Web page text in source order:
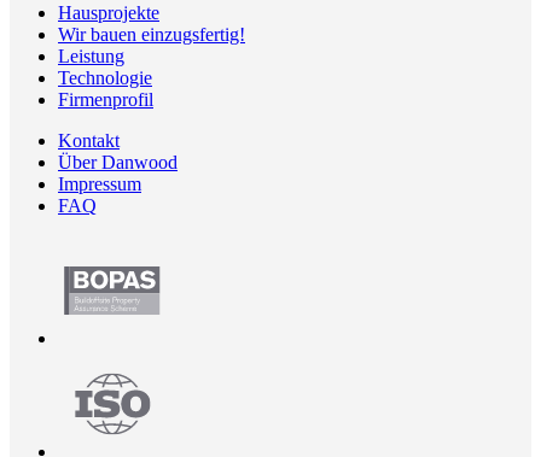
Hausprojekte
Wir bauen einzugsfertig!
Leistung
Technologie
Firmenprofil
Kontakt
Über Danwood
Impressum
FAQ